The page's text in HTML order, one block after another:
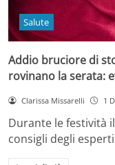
Salute
Addio bruciore di
rovinano la serata:
Clarissa Missarelli 1
Durante le festività
consigli degli